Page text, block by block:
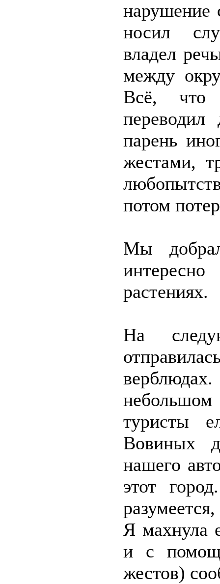
нарушение
носил
владел
между
Всё, что
парень
жестами,
потом
Мы
растениях.
На
туристы
Вовиных
нашего
этот
Я махнула
и с
жестов)